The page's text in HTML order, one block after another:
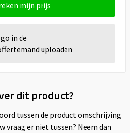
mijn prijs
in de
uploaden
dit product?
tussen de product omschrijving
vraag er niet tussen? Neem dan